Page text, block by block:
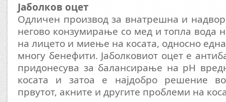
Јаболков оцет
Одличен производ за внатрешна и
негово конзумирање со мед и топла вода
на лицето и миење на косата, односно една
многу бенефити. Јаболковиот оцет е
придонесува за балансирање на pH
косата и затоа е најдобро решение
првутот, акните и другите проблеми на